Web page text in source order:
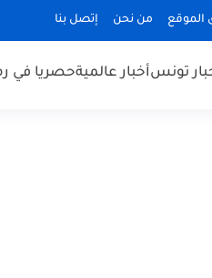
الموقع من نحن إتصل بنا
تونسأخبار عالميةحصريا في